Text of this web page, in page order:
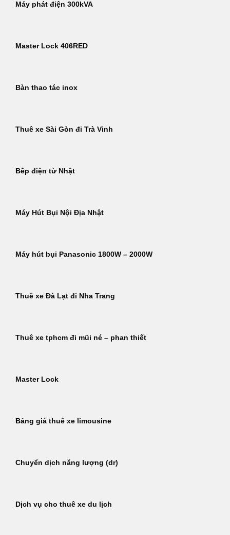
Máy phát điện 300kVA
Master Lock 406RED
Bàn thao tác inox
Thuê xe Sài Gòn đi Trà Vinh
Bếp điện từ Nhật
Máy Hút Bụi Nội Địa Nhật
Máy hút bụi Panasonic 1800W – 2000W
Thuê xe Đà Lạt đi Nha Trang
Thuê xe tphcm đi mũi né – phan thiết
Master Lock
Bảng giá thuê xe limousine
Chuyển dịch năng lượng (dr)
Dịch vụ cho thuê xe du lịch